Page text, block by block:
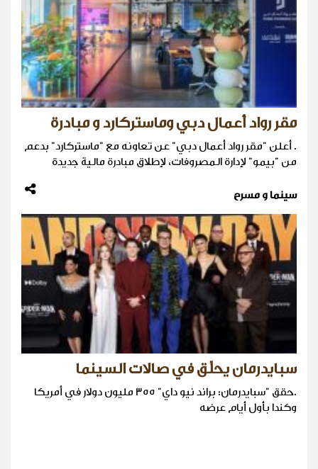
مقر رواد أعمال دبي وماستركارد و مبادرة
. أعلن "مقر رواد أعمال دبي" عن تعاونه مع "ماستركارد" بدعم
من "بيمو" لإدارة المصروفات، لإطلاق مبادرة مالية جديدة
سينما و مسرح
سبايدرمان يحلّق في صالات السينما
.حقق "سبايدرمان: براند نيو داي" 355 مليون دولار في أمريكا
وكندا بأول أيام عرضه